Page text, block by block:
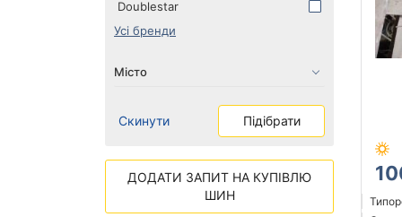
Doublestar
Усі бренди
Скинути Підібрати
ДОДАТИ ЗАПИТ НА КУПІВЛЮ
ШИН